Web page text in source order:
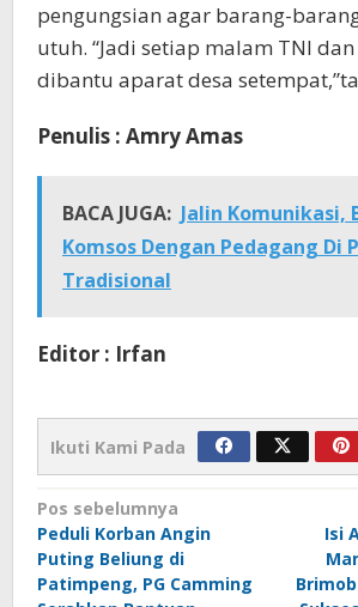
pengungsian agar barang-
utuh. “Jadi setiap malam TNI
dibantu aparat desa
Penulis : Amry Amas
BACA JUGA: Jalin Komunikasi,
Komsos Dengan Pedagang Di
Tradisional
Editor : Irfan
Ikuti Kami Pada
Navigasi
pos
Pos sebelumnya
Peduli Korban Angin
Puting Beliung di
Patimpeng, PG Camming
Isi